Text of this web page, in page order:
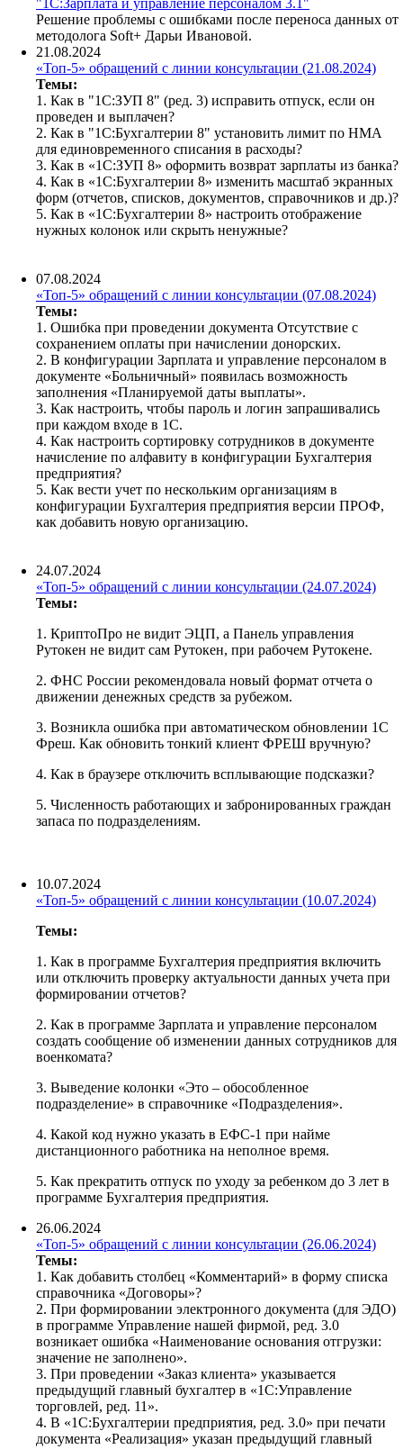
Решение проблемы с ошибками после переноса данных от
методолога Soft+ Дарьи Ивановой.
21.08.2024
«Топ-5» обращений с линии консультации (21.08.2024)
Темы:
1. Как в "1С:ЗУП 8" (ред. 3) исправить отпуск, если он
проведен и выплачен?
2. Как в "1С:Бухгалтерии 8" установить лимит по НМА
для единовременного списания в расходы?
3. Как в «1С:ЗУП 8» оформить возврат зарплаты из банка?
4. Как в «1С:Бухгалтерии 8» изменить масштаб экранных
форм (отчетов, списков, документов, справочников и др.)?
5. Как в «1С:Бухгалтерии 8» настроить отображение
нужных колонок или скрыть ненужные?
07.08.2024
«Топ-5» обращений с линии консультации (07.08.2024)
Темы:
1. Ошибка при проведении документа Отсутствие с
сохранением оплаты при начислении донорских.
2. В конфигурации Зарплата и управление персоналом в
документе «Больничный» появилась возможность
заполнения «Планируемой даты выплаты».
3. Как настроить, чтобы пароль и логин запрашивались
при каждом входе в 1С.
4. Как настроить сортировку сотрудников в документе
начисление по алфавиту в конфигурации Бухгалтерия
предприятия?
5. Как вести учет по нескольким организациям в
конфигурации Бухгалтерия предприятия версии ПРОФ,
как добавить новую организацию.
24.07.2024
«Топ-5» обращений с линии консультации (24.07.2024)
Темы:
1. КриптоПро не видит ЭЦП, а Панель управления
Рутокен не видит сам Рутокен, при рабочем Рутокене.
2. ФНС России рекомендовала новый формат отчета о
движении денежных средств за рубежом.
3. Возникла ошибка при автоматическом обновлении 1С
Фреш. Как обновить тонкий клиент ФРЕШ вручную?
4. Как в браузере отключить всплывающие подсказки?
5. Численность работающих и забронированных граждан
запаса по подразделениям.
10.07.2024
«Топ-5» обращений с линии консультации (10.07.2024)
Темы:
1. Как в программе Бухгалтерия предприятия включить
или отключить проверку актуальности данных учета при
формировании отчетов?
2. Как в программе Зарплата и управление персоналом
создать сообщение об изменении данных сотрудников для
военкомата?
3. Выведение колонки «Это – обособленное
подразделение» в справочнике «Подразделения».
4. Какой код нужно указать в ЕФС-1 при найме
дистанционного работника на неполное время.
5. Как прекратить отпуск по уходу за ребенком до 3 лет в
программе Бухгалтерия предприятия.
26.06.2024
«Топ-5» обращений с линии консультации (26.06.2024)
Темы:
1. Как добавить столбец «Комментарий» в форму списка
справочника «Договоры»?
2. При формировании электронного документа (для ЭДО)
в программе Управление нашей фирмой, ред. 3.0
возникает ошибка «Наименование основания отгрузки:
значение не заполнено».
3. При проведении «Заказ клиента» указывается
предыдущий главный бухгалтер в «1С:Управление
торговлей, ред. 11».
4. В «1С:Бухгалтерии предприятия, ред. 3.0» при печати
документа «Реализация» указан предыдущий главный